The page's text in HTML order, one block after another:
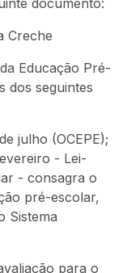
documento:
Creche
Educação Pré-
dos seguintes
julho (OCEPE);
- Lei-
- consagra o
pré-escolar,
Sistema
para o